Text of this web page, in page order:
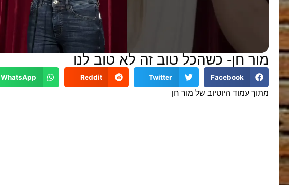
מור חן- כשהכל טוב זה לא טוב לנו
Facebook
Twitter
Reddit
WhatsApp
מתוך עמוד היוטיוב של מור חן